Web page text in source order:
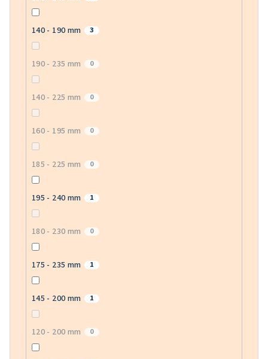
140 - 190 mm 3
190 - 235 mm 0
140 - 225 mm 0
160 - 195 mm 0
185 - 225 mm 0
195 - 240 mm 1
180 - 230 mm 0
175 - 235 mm 1
145 - 200 mm 1
120 - 200 mm 0